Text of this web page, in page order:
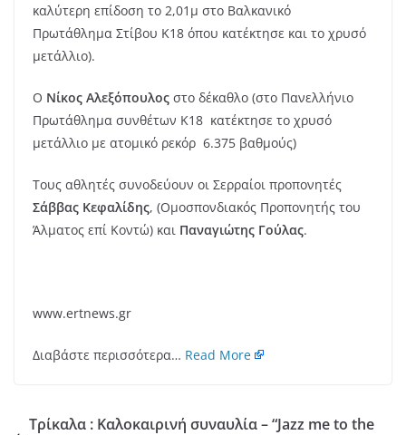
καλύτερη επίδοση το 2,01μ στο Βαλκανικό
Πρωτάθλημα Στίβου Κ18 όπου κατέκτησε και το χρυσό
μετάλλιο).
Ο Νίκος Αλεξόπουλος στο δέκαθλο (στο Πανελλήνιο
Πρωτάθλημα συνθέτων Κ18 κατέκτησε το χρυσό
μετάλλιο με ατομικό ρεκόρ 6.375 βαθμούς)
Τους αθλητές συνοδεύουν οι Σερραίοι προπονητές
Σάββας Κεφαλίδης, (Ομοσπονδιακός Προπονητής του
Άλματος επί Κοντώ) και Παναγιώτης Γούλας.
www.ertnews.gr
Διαβάστε περισσότερα… Read More
Τρίκαλα : Καλοκαιρινή συναυλία – “Jazz me to the